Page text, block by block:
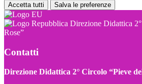
Accetta tutti Salva le preferenze
Direzione Didattica
Rose”
Contatti
Direzione Didattica 2° Circolo “Pieve